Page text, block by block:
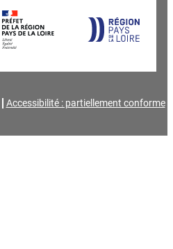
Accessibilité : partiellement conforme